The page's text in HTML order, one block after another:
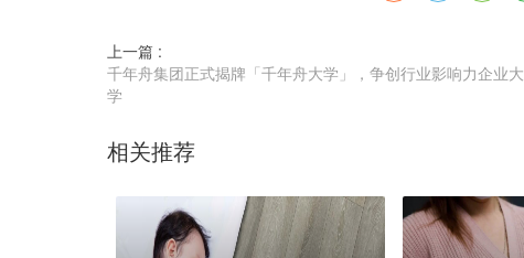
上一篇 :
千年舟集团正式揭牌「千年舟大学」，争创行业影响力企业大
学
相关推荐